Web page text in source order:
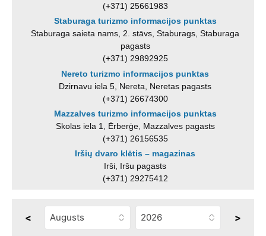
(+371) 25661983
Staburaga turizmo informacijos punktas
Staburaga saieta nams, 2. stāvs, Staburags, Staburaga
pagasts
(+371) 29892925
Nereto turizmo informacijos punktas
Dzirnavu iela 5, Nereta, Neretas pagasts
(+371) 26674300
Mazzalves turizmo informacijos punktas
Skolas iela 1, Ērberģe, Mazzalves pagasts
(+371) 26156535
Iršių dvaro klėtis – magazinas
Irši, Iršu pagasts
(+371) 29275412
< >